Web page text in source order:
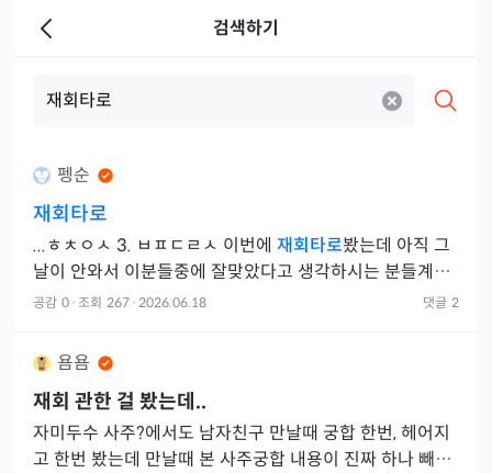
검색하기
펭순
재회타로
...ㅎㅊㅇㅅ 3. ㅂㅍㄷㄹㅅ 이번에 재회타로봤는데 아직 그
날이 안와서 이분들중에 잘맞았다고 생각하시는 분들계실
까요????
공감 0 · 조회 267 · 2026.06.18 댓글 2
욤욤
재회 관한 걸 봤는데..
자미두수 사주?에서도 남자친구 만날때 궁합 한번, 헤어지
고 한번 봤는데 만날때 본 사주궁합 내용이 진짜 하나 빼고